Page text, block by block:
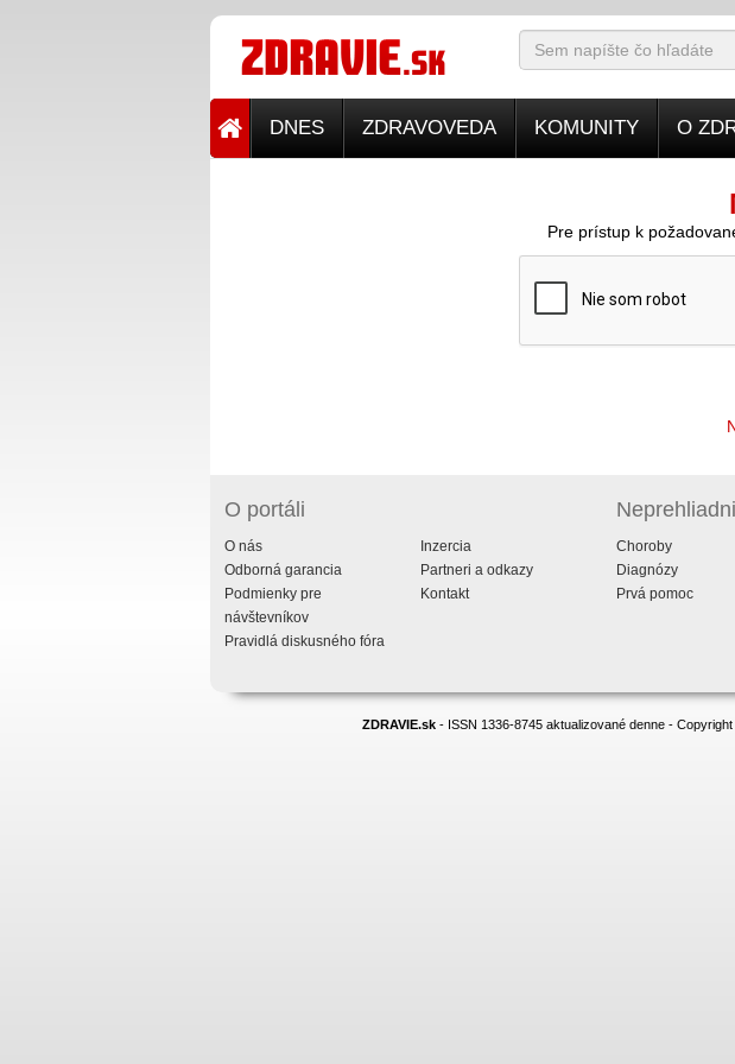
DNES ZDRAVOVEDA KOMUNITY O
Pre prístup k
O portáli
O nás
Odborná garancia
Podmienky pre
návštevníkov
Pravidlá diskusného fóra
Inzercia
Partneri a odkazy
Kontakt
Choroby
Diagnózy
Prvá pomoc
ZDRAVIE.sk- ISSN 1336-8745 aktualizované denne -